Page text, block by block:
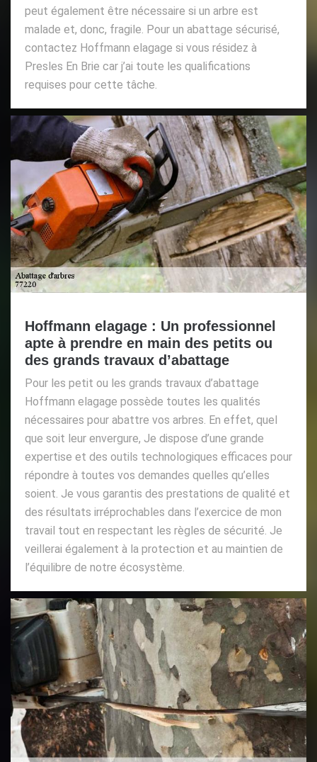
peut également être nécessaire si un arbre est
malade et, donc, fragile. Pour un abattage sécurisé,
contactez Hoffmann elagage si vous résidez à
Presles En Brie car j’ai toute les qualifications
requises pour cette tâche.
Hoffmann elagage : Un professionnel
apte à prendre en main des petits ou
des grands travaux d’abattage
Pour les petit ou les grands travaux d’abattage
Hoffmann elagage possède toutes les qualités
nécessaires pour abattre vos arbres. En effet, quel
que soit leur envergure, Je dispose d’une grande
expertise et des outils technologiques efficaces pour
répondre à toutes vos demandes quelles qu’elles
soient. Je vous garantis des prestations de qualité et
des résultats irréprochables dans l’exercice de mon
travail tout en respectant les règles de sécurité. Je
veillerai également à la protection et au maintien de
l’équilibre de notre écosystème.